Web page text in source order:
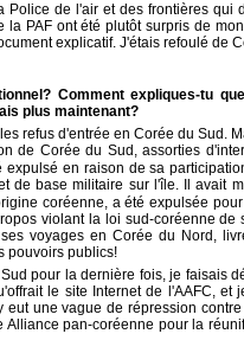
Police de l'air et des frontières qui
PAF ont été plutôt surpris de
explicatif. J'étais refoulé de
Comment expliques-tu
plus maintenant?
refus d'entrée en Corée du Sud.
de Corée du Sud, assorties
expulsé en raison de sa
de base militaire sur l'île. Il avait
coréenne, a été expulsée
violant la loi sud-coréenne de
voyages en Corée du Nord,
pouvoirs publics!
pour la dernière fois, je faisais
le site Internet de l'AAFC, et
une vague de répression
pan-coréenne pour la